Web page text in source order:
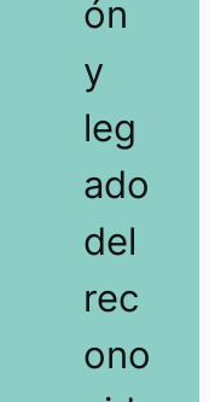
ón
y
leg
ado
del
rec
ono